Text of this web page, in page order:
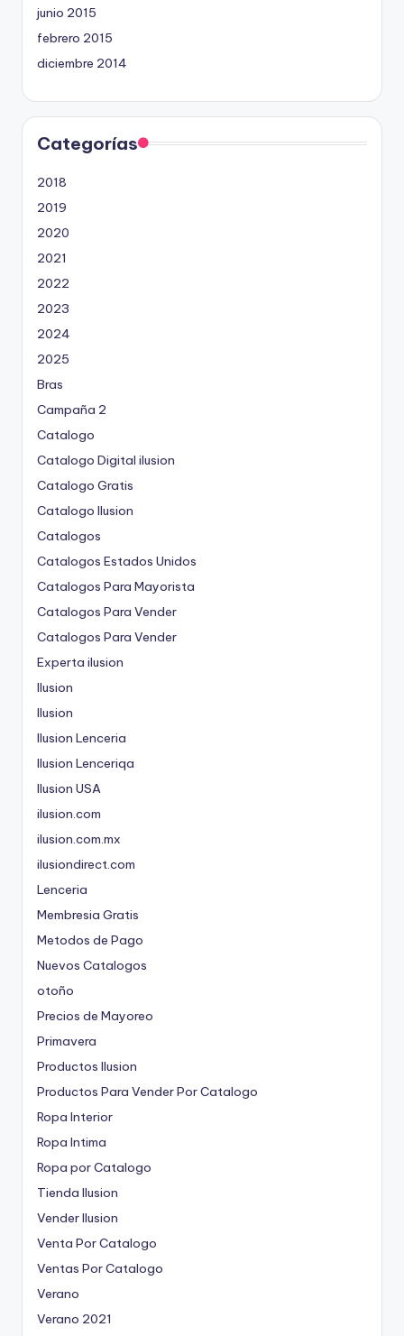
junio 2015
febrero 2015
diciembre 2014
Categorías
2018
2019
2020
2021
2022
2023
2024
2025
Bras
Campaña 2
Catalogo
Catalogo Digital ilusion
Catalogo Gratis
Catalogo Ilusion
Catalogos
Catalogos Estados Unidos
Catalogos Para Mayorista
Catalogos Para Vender
Catalogos Para Vender
Experta ilusion
Ilusion
Ilusion
Ilusion Lenceria
Ilusion Lenceriqa
Ilusion USA
ilusion.com
ilusion.com.mx
ilusiondirect.com
Lenceria
Membresia Gratis
Metodos de Pago
Nuevos Catalogos
otoño
Precios de Mayoreo
Primavera
Productos Ilusion
Productos Para Vender Por Catalogo
Ropa Interior
Ropa Intima
Ropa por Catalogo
Tienda Ilusion
Vender Ilusion
Venta Por Catalogo
Ventas Por Catalogo
Verano
Verano 2021